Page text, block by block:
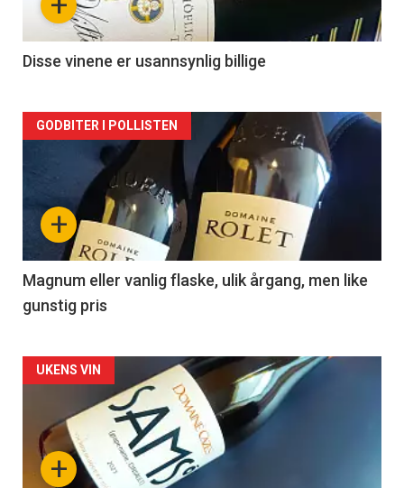
2
Disse vinene er usannsynlig billige
Forsiden
akkurat
nå
3
+
GODBITER I POLLISTEN
Magnum eller vanlig flaske, ulik årgang, men like
gunstig pris
Forsiden
akkurat
nå+
UKENS VIN